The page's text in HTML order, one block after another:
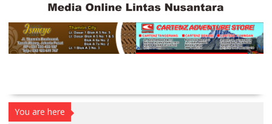
You are here